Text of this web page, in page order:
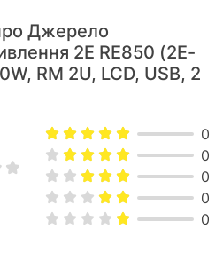
ДБЖ відображається на РК-
Джерело
2E RE850 (2E-
RM 2U, LCD, USB, 2
0
0
0
0
0